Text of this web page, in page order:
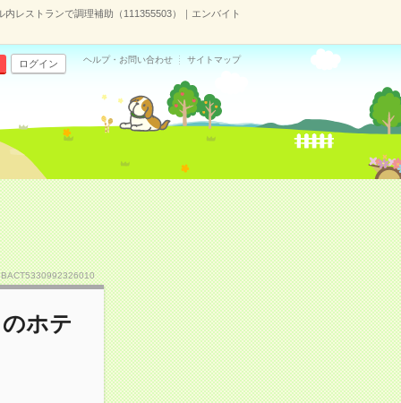
レストランで調理補助（111355503）｜エンバイト
ログイン ヘルプ・お問い合わせ サイトマップ
ホテ